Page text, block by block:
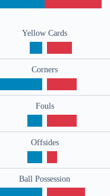
Yellow Cards
Corners
Fouls
Offsides
Ball Possession